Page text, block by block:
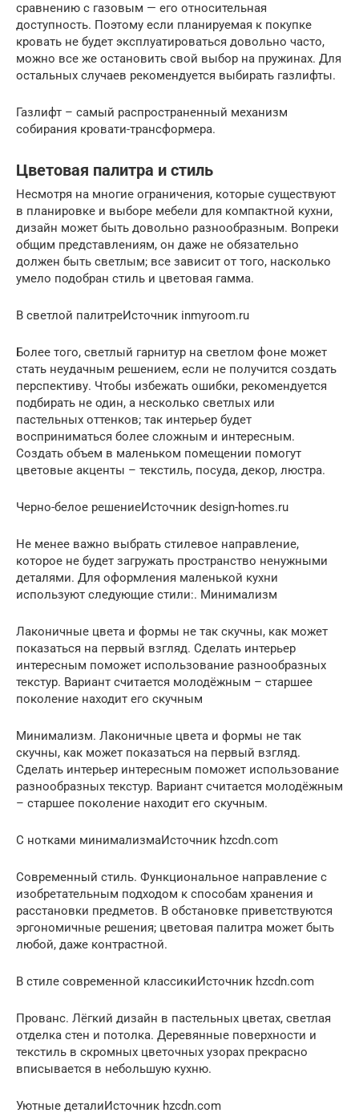
сравнению с газовым — его относительная
доступность. Поэтому если планируемая к покупке
кровать не будет эксплуатироваться довольно часто,
можно все же остановить свой выбор на пружинах. Для
остальных случаев рекомендуется выбирать газлифты.
Газлифт – самый распространенный механизм
собирания кровати-трансформера.
Цветовая палитра и стиль
Несмотря на многие ограничения, которые существуют
в планировке и выборе мебели для компактной кухни,
дизайн может быть довольно разнообразным. Вопреки
общим представлениям, он даже не обязательно
должен быть светлым; все зависит от того, насколько
умело подобран стиль и цветовая гамма.
В светлой палитреИсточник inmyroom.ru
Более того, светлый гарнитур на светлом фоне может
стать неудачным решением, если не получится создать
перспективу. Чтобы избежать ошибки, рекомендуется
подбирать не один, а несколько светлых или
пастельных оттенков; так интерьер будет
восприниматься более сложным и интересным.
Создать объем в маленьком помещении помогут
цветовые акценты – текстиль, посуда, декор, люстра.
Черно-белое решениеИсточник design-homes.ru
Не менее важно выбрать стилевое направление,
которое не будет загружать пространство ненужными
деталями. Для оформления маленькой кухни
используют следующие стили:. Минимализм
Лаконичные цвета и формы не так скучны, как может
показаться на первый взгляд. Сделать интерьер
интересным поможет использование разнообразных
текстур. Вариант считается молодёжным – старшее
поколение находит его скучным
Минимализм. Лаконичные цвета и формы не так
скучны, как может показаться на первый взгляд.
Сделать интерьер интересным поможет использование
разнообразных текстур. Вариант считается молодёжным
– старшее поколение находит его скучным.
С нотками минимализмаИсточник hzcdn.com
Современный стиль. Функциональное направление с
изобретательным подходом к способам хранения и
расстановки предметов. В обстановке приветствуются
эргономичные решения; цветовая палитра может быть
любой, даже контрастной.
В стиле современной классикиИсточник hzcdn.com
Прованс. Лёгкий дизайн в пастельных цветах, светлая
отделка стен и потолка. Деревянные поверхности и
текстиль в скромных цветочных узорах прекрасно
вписывается в небольшую кухню.
Уютные деталиИсточник hzcdn.com